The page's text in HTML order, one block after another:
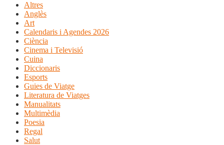
Altres
Anglès
Art
Calendaris i Agendes 2026
Ciència
Cinema i Televisió
Cuina
Diccionaris
Esports
Guies de Viatge
Literatura de Viatges
Manualitats
Multimèdia
Poesia
Regal
Salut